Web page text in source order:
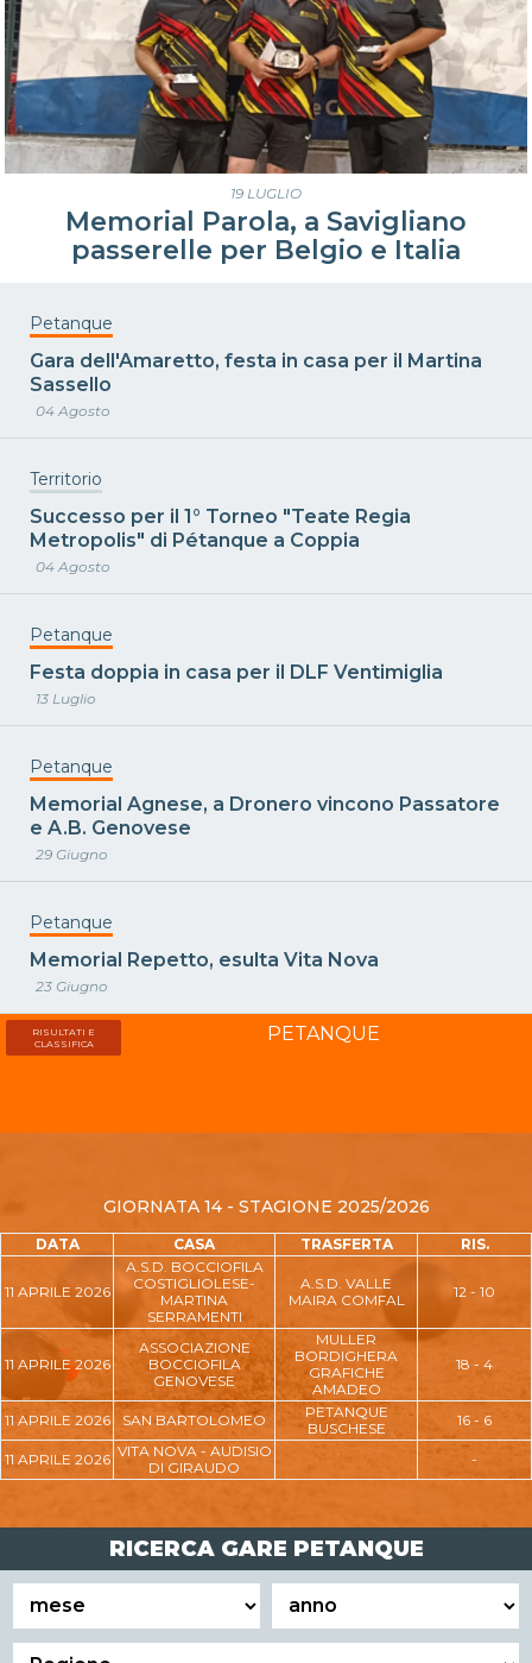
19 LUGLIO
Memorial Parola, a Savigliano
passerelle per Belgio e Italia
Petanque
Gara dell'Amaretto, festa in casa per il Martina
Sassello
04 Agosto
Territorio
Successo per il 1° Torneo "Teate Regia
Metropolis" di Pétanque a Coppia
04 Agosto
Petanque
Festa doppia in casa per il DLF Ventimiglia
13 Luglio
Petanque
Memorial Agnese, a Dronero vincono Passatore
e A.B. Genovese
29 Giugno
Petanque
Memorial Repetto, esulta Vita Nova
23 Giugno
PETANQUE
RISULTATI E
CLASSIFICA
GIORNATA 14 - STAGIONE 2025/2026
DATA CASA TRASFERTA RIS.
11 APRILE 2026
A.S.D. BOCCIOFILA
COSTIGLIOLESE-
MARTINA
SERRAMENTI
A.S.D. VALLE
MAIRA COMFAL
12 - 10
11 APRILE 2026
ASSOCIAZIONE
BOCCIOFILA
GENOVESE
MULLER
BORDIGHERA
GRAFICHE
AMADEO
18 - 4
11 APRILE 2026 SAN BARTOLOMEO
PETANQUE
BUSCHESE
16 - 6
11 APRILE 2026 VITA NOVA - AUDISIO
DI GIRAUDO
-
RICERCA GARE PETANQUE